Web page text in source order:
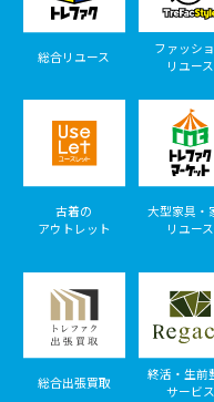
総合リユース
ファッシ
リユース
古着の
アウトレット
大型家具・
リユース
総合出張買取
終活・生前
サービス